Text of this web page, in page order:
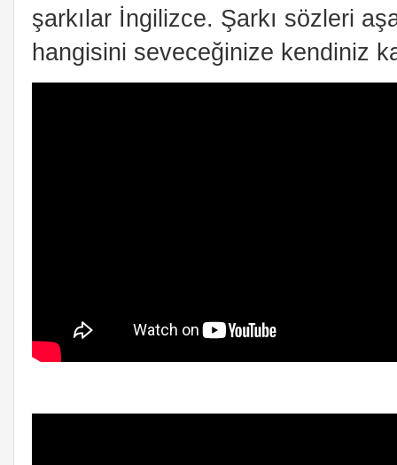
şarkılar İngilizce. Şarkı sözleri
hangisini seveceğinize kendiniz